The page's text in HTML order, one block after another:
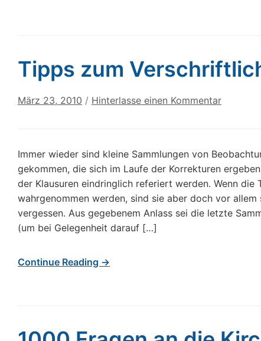
Tipps zum
März 23, 2010 / Hinterlasse einen Kommentar
Immer wieder sind kleine Sammlungen von
gekommen, die sich im Laufe der Korrekturen
der Klausuren eindringlich referiert werden. Wenn die
wahrgenommen werden, sind sie aber doch vor allem
vergessen. Aus gegebenem Anlass sei die letzte
(um bei Gelegenheit darauf […]
Continue Reading →